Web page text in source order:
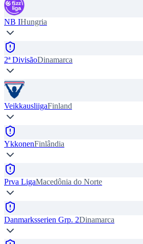
NB IHungria
2ª DivisãoDinamarca
VeikkausliigaFinland
YkkonenFinlândia
Prva LigaMacedônia do Norte
Danmarksserien Grp. 2Dinamarca